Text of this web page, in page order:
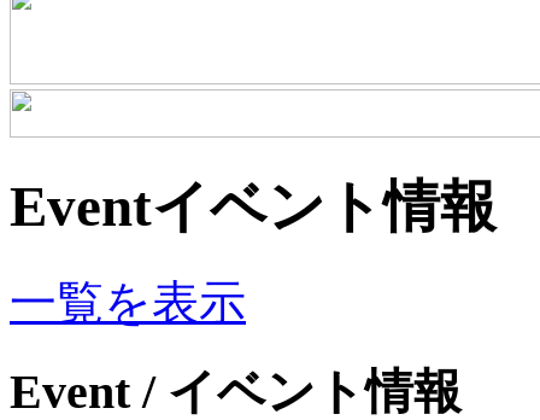
Eventイベント情報
一覧を表示
Event/ イベント情報